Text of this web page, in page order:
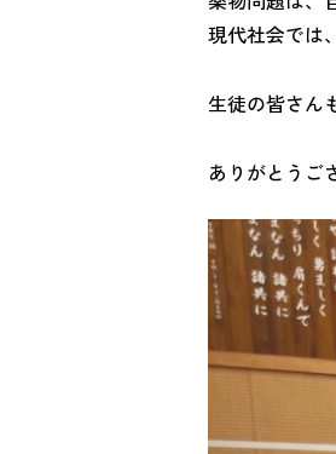
現代社会では
生徒の皆さん
ありがとうご